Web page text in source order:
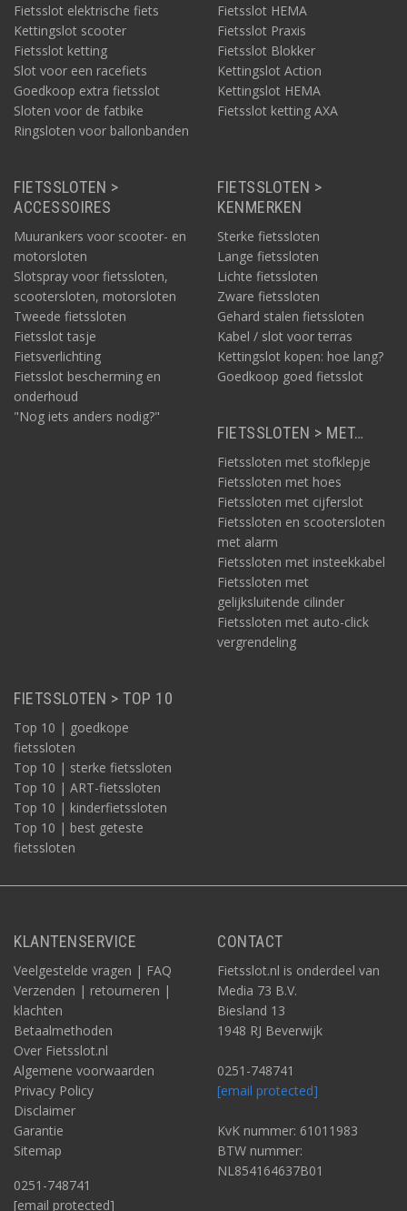
Fietsslot elektrische fiets
Kettingslot scooter
Fietsslot ketting
Slot voor een racefiets
Goedkoop extra fietsslot
Sloten voor de fatbike
Ringsloten voor ballonbanden
Fietsslot HEMA
Fietsslot Praxis
Fietsslot Blokker
Kettingslot Action
Kettingslot HEMA
Fietsslot ketting AXA
FIETSSLOTEN >
ACCESSOIRES
Muurankers voor scooter- en
motorsloten
Slotspray voor fietssloten,
scootersloten, motorsloten
Tweede fietssloten
Fietsslot tasje
Fietsverlichting
Fietsslot bescherming en
onderhoud
"Nog iets anders nodig?"
FIETSSLOTEN >
KENMERKEN
Sterke fietssloten
Lange fietssloten
Lichte fietssloten
Zware fietssloten
Gehard stalen fietssloten
Kabel / slot voor terras
Kettingslot kopen: hoe lang?
Goedkoop goed fietsslot
FIETSSLOTEN > MET…
Fietssloten met stofklepje
Fietssloten met hoes
Fietssloten met cijferslot
Fietssloten en scootersloten
met alarm
Fietssloten met insteekkabel
Fietssloten met
gelijksluitende cilinder
Fietssloten met auto-click
vergrendeling
FIETSSLOTEN > TOP 10
Top 10 | goedkope
fietssloten
Top 10 | sterke fietssloten
Top 10 | ART-fietssloten
Top 10 | kinderfietssloten
Top 10 | best geteste
fietssloten
KLANTENSERVICE
Veelgestelde vragen | FAQ
Verzenden | retourneren |
klachten
Betaalmethoden
Over Fietsslot.nl
Algemene voorwaarden
Privacy Policy
Disclaimer
Garantie
Sitemap
0251-748741
[email protected]
CONTACT
Fietsslot.nl is onderdeel van
Media 73 B.V.
Biesland 13
1948 RJ Beverwijk
0251-748741
[email protected]
KvK nummer: 61011983
BTW nummer:
NL854164637B01